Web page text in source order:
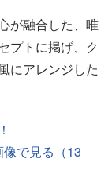
が融合した、唯
プトに掲げ、ク
にアレンジした
で見る（13